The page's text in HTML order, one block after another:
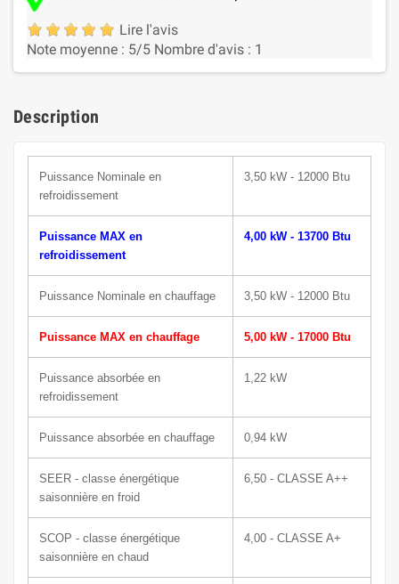
Lire l'avis
Note moyenne : 5/5 Nombre d'avis : 1
Description
Puissance Nominale en
refroidissement
3,50 kW - 12000 Btu
Puissance MAX en
refroidissement
4,00 kW - 13700 Btu
Puissance Nominale en chauffage 3,50 kW - 12000 Btu
Puissance MAX en chauffage 5,00 kW - 17000 Btu
Puissance absorbée en
refroidissement
1,22 kW
Puissance absorbée en chauffage 0,94 kW
SEER - classe énergétique
saisonnière en froid
6,50 - CLASSE A++
SCOP - classe énergétique
saisonnière en chaud
4,00 - CLASSE A+